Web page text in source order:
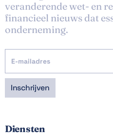
veranderende wet- en
financieel nieuws dat
onderneming.
Diensten